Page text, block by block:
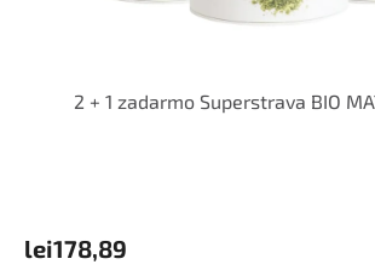
2 + 1 zadarmo Superstrava BIO
lei178,89